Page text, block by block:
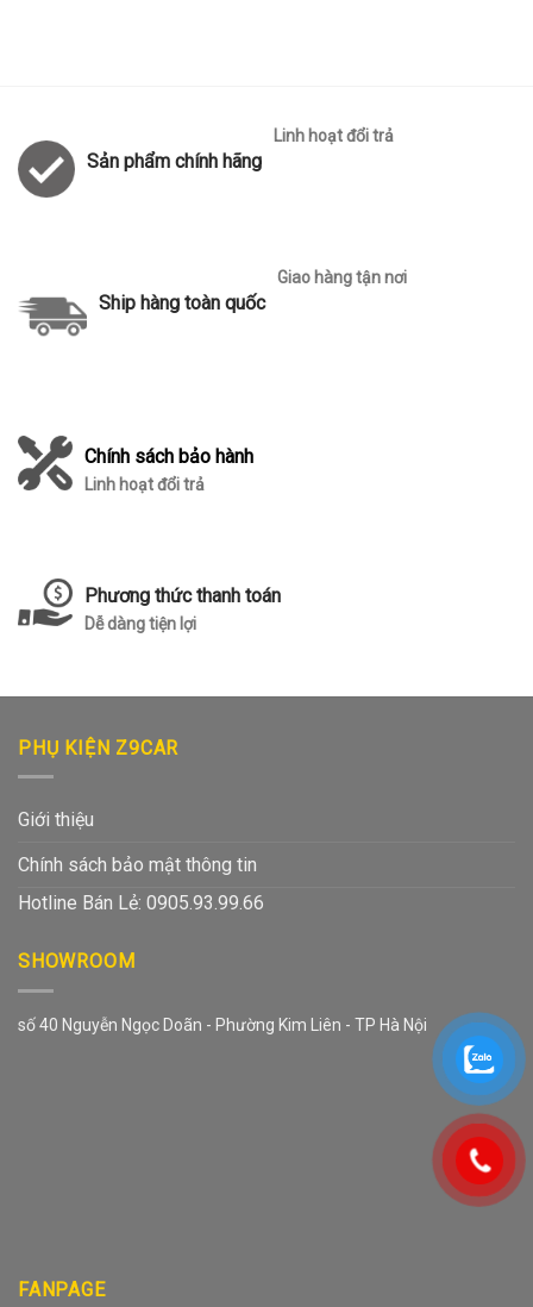
Sản phẩm chính hãng
Linh hoạt đổi trả
Ship hàng toàn quốc
Giao hàng tận nơi
Chính sách bảo hành
Linh hoạt đổi trả
Phương thức thanh toán
Dễ dàng tiện lợi
PHỤ KIỆN Z9CAR
Giới thiệu
Chính sách bảo mật thông tin
Hotline Bán Lẻ: 0905.93.99.66
SHOWROOM
số 40 Nguyễn Ngọc Doãn - Phường Kim Liên - TP Hà Nội
FANPAGE